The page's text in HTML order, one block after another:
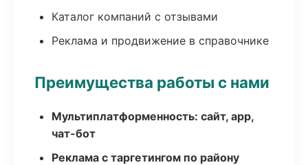
Каталог компаний с отзывами
Реклама и продвижение в справочнике
Преимущества работы с нами
Мультиплатформенность: сайт, app,
чат-бот
Реклама с таргетингом по району